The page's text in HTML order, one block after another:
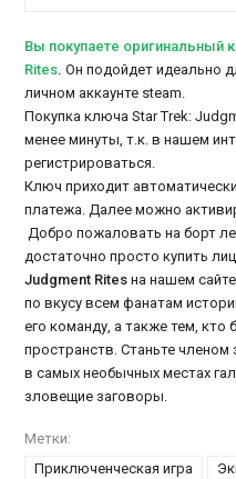
Вы покупаете оригинальный
Rites. Он подойдет идеально
личном аккаунте steam.
Покупка ключа Star Trek:
менее минуты, т.к. в нашем
регистрироваться.
Ключ приходит
платежа. Далее можно
Добро пожаловать на борт
достаточно просто купить
Judgment Rites на нашем
по вкусу всем фанатам
его команду, а также тем,
пространств. Станьте
в самых необычных местах
зловещие заговоры.
Метки:
Приключенческая игра